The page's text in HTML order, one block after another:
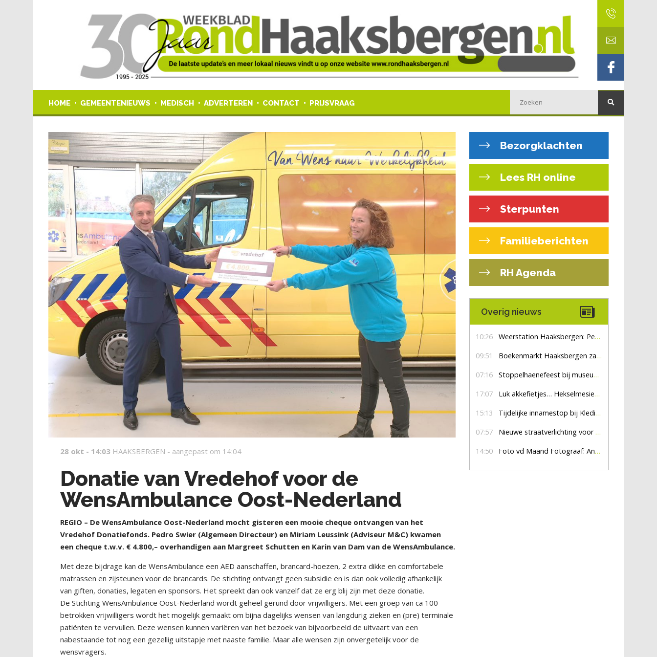
HOME GEMEENTENIEUWS MEDISCH ADVERTEREN CONTACT PRIJSVRAAG
28 okt - 14:03 HAAKSBERGEN - aangepast om 14:04
Donatie van Vredehof voor de
WensAmbulance Oost-Nederland
REGIO – De WensAmbulance Oost-Nederland mocht gisteren een mooie cheque ontvangen van het
Vredehof Donatiefonds. Pedro Swier (Algemeen Directeur) en Miriam Leussink (Adviseur M&C) kwamen
een cheque t.w.v. € 4.800,– overhandigen aan Margreet Schutten en Karin van Dam van de WensAmbulance.
Met deze bijdrage kan de WensAmbulance een AED aanschaffen, brancard-hoezen, 2 extra dikke en comfortabele
matrassen en zijsteunen voor de brancards. De stichting ontvangt geen subsidie en is dan ook volledig afhankelijk
van giften, donaties, legaten en sponsors. Het spreekt dan ook vanzelf dat ze erg blij zijn met deze donatie.
De Stichting WensAmbulance Oost-Nederland wordt geheel gerund door vrijwilligers. Met een groep van ca 100
betrokken vrijwilligers wordt het mogelijk gemaakt om bijna dagelijks wensen van langdurig zieken en (pre) terminale
patiënten te vervullen. Deze wensen kunnen variëren van het bezoek van bijvoorbeeld de uitvaart van een
nabestaande tot nog een gezellig uitstapje met naaste familie. Maar alle wensen zijn onvergetelijk voor de
wensvragers.
Bezorgklachten
Lees RH online
Sterpunten
Familieberichten
RH Agenda
Overig nieuws
10:26 Weerstation Haaksbergen: Perioden met zon en droog
09:51 Boekenmarkt Haaksbergen zaterdag 8 augustus, marktplein Haaksbergen
07:16 Stoppelhaenefeest bij museum De Lebbenbrugge
17:07 Luk akkefietjes… HekselmesienHarry
15:13 Tijdelijke innamestop bij Kledingbank Stefania
07:57 Nieuwe straatverlichting voor De Veldmaat en De Pas
14:50 Foto vd Maand Fotograaf: Anna Jalving